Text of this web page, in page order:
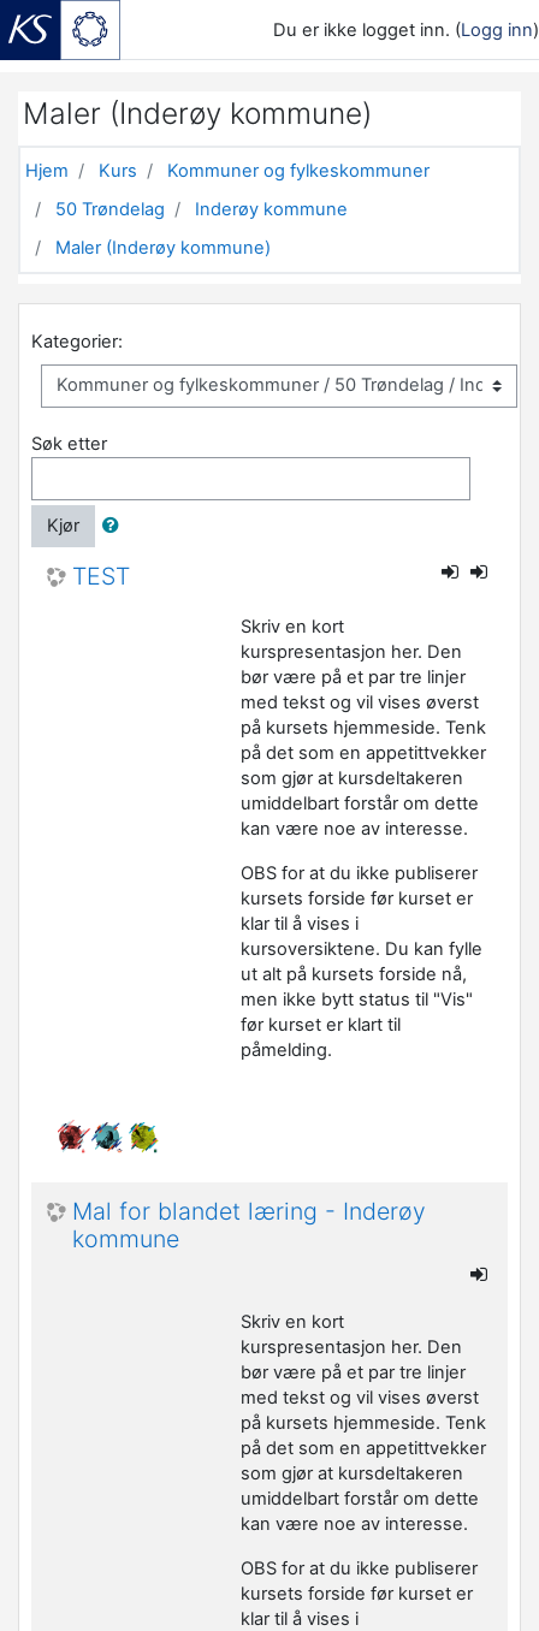
Du er ikke logget inn. (Logg inn)
Maler (Inderøy kommune)
Hjem Kurs
Kommuner og fylkeskommuner
50 Trøndelag
Inderøy kommune
Maler (Inderøy kommune)
Kategorier:
Søk etter
Kjør
TEST
Skriv en kort
kurspresentasjon her. Den
bør være på et par tre linjer
med tekst og vil vises øverst
på kursets hjemmeside. Tenk
på det som en appetittvekker
som gjør at kursdeltakeren
umiddelbart forstår om dette
kan være noe av interesse.
OBS for at du ikke publiserer
kursets forside før kurset er
klar til å vises i
kursoversiktene. Du kan fylle
ut alt på kursets forside nå,
men ikke bytt status til "Vis"
før kurset er klart til
påmelding.
Mal for blandet læring - Inderøy
kommune
Skriv en kort
kurspresentasjon her. Den
bør være på et par tre linjer
med tekst og vil vises øverst
på kursets hjemmeside. Tenk
på det som en appetittvekker
som gjør at kursdeltakeren
umiddelbart forstår om dette
kan være noe av interesse.
OBS for at du ikke publiserer
kursets forside før kurset er
klar til å vises i